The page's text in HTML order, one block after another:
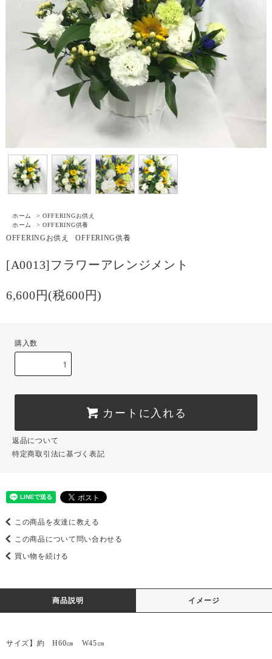
ホーム > OFFERINGお供え
ホーム
> OFFERING供養
OFFERING お供え OFFERING供養
[A0013]フラワーアレンジメント
6,600円(税600円)
購入数
カートに入れる
返品について
特定商取引法に基づく表記
この商品を友達に教える
この商品について問い合わせる
買い物を続ける
商品説明 イメージ
サイズ】約 H60㎝ W45㎝